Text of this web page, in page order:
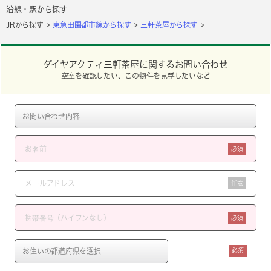
沿線・駅から探す
JRから探す 東急田園都市線から探す 三軒茶屋から探す
ダイヤアクティ三軒茶屋に関するお問い合わせ
空室を確認したい、この物件を見学したいなど
必須
任意
必須
必須